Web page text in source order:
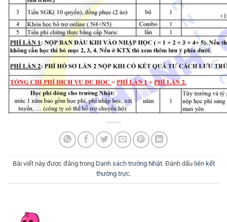
Bài viết này được đăng trong Danh sách trường Nhật. Đánh dấu liên kết
thường trực.